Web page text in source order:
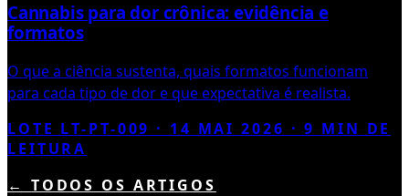
Cannabis para dor crônica: evidência e
formatos
O que a ciência sustenta, quais formatos funcionam
para cada tipo de dor e que expectativa é realista.
LOTE LT-PT-009 · 14 MAI 2026 ·9 MIN DE
LEITURA
← TODOS OS ARTIGOS